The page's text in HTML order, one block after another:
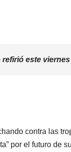
este
contra las
por el futuro de